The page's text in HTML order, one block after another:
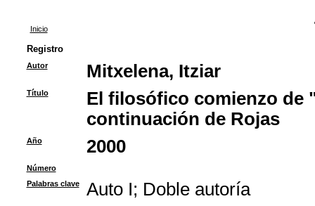
Inicio
Registro
Autor Mitxelena, Itziar
Título
El filosófico comienzo de
continuación de Rojas
Año 2000
Número
Palabras clave
Auto I; Doble autoría